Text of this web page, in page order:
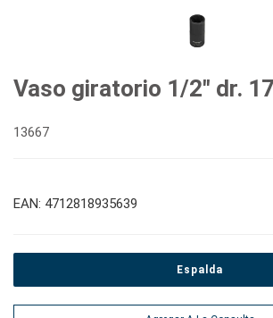
Vaso giratorio 1/2" dr.
13667
EAN: 4712818935639
Espalda